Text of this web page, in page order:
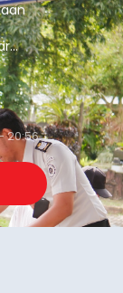
20:56